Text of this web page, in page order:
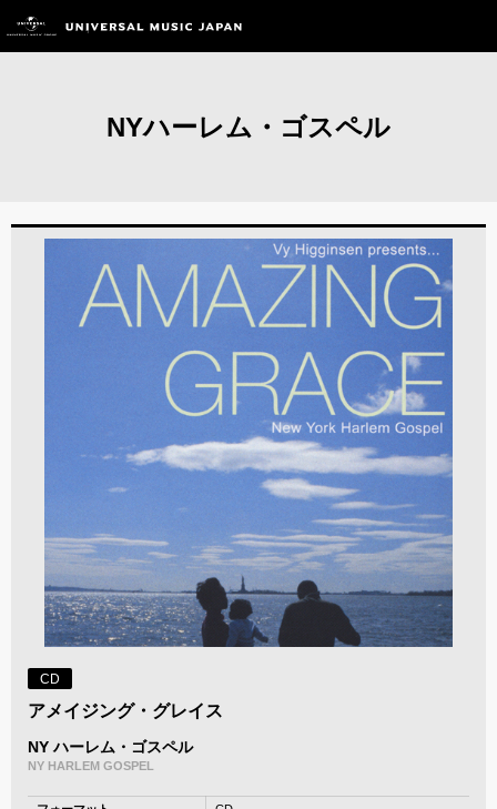
NYハーレム・ゴスペル
CD
アメイジング・グレイス
NY ハーレム・ゴスペル
NY HARLEM GOSPEL